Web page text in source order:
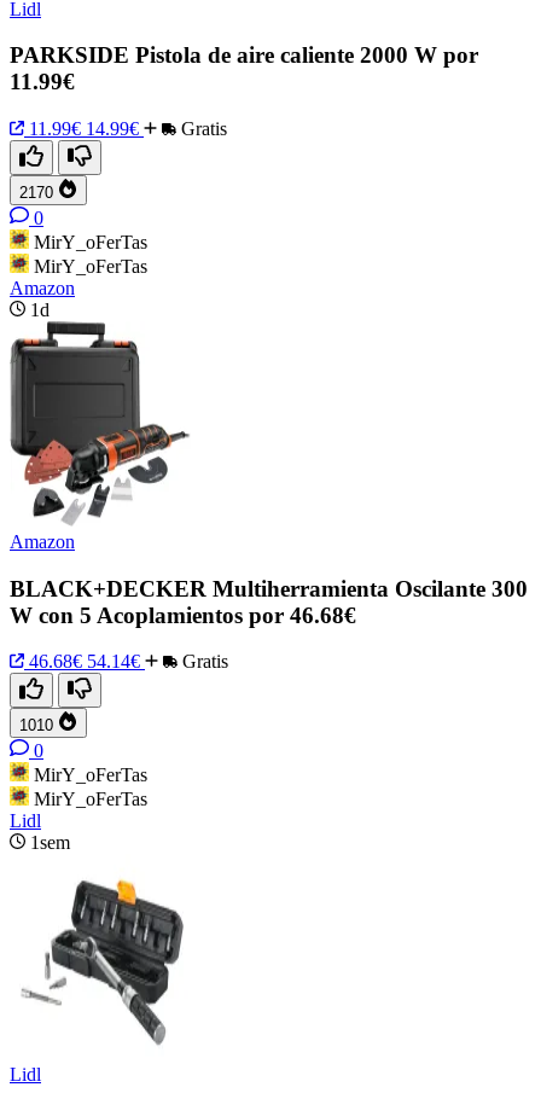
Lidl
PARKSIDE Pistola de aire caliente 2000 W por
11.99€
11.99€ 14.99€ Gratis
2170
0
MirY_oFerTas
MirY_oFerTas
Amazon
1d
Amazon
BLACK+DECKER Multiherramienta Oscilante 300
W con 5 Acoplamientos por 46.68€
46.68€ 54.14€ Gratis
1010
0
MirY_oFerTas
MirY_oFerTas
Lidl
1sem
Lidl